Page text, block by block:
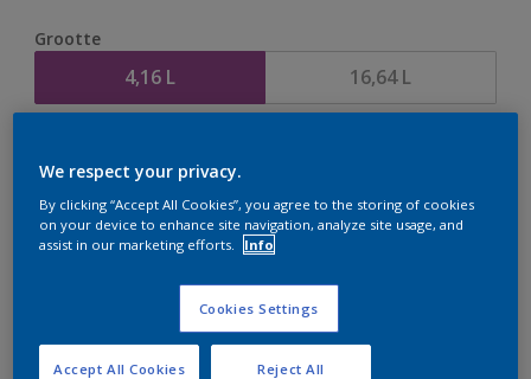
Grootte
4,16 L 16,64 L
te bestellen. Houd de website in de gaten, we werken
er hard aan om de voorraad aan te vullen.
We respect your privacy.
By clicking “Accept All Cookies”, you agree to the storing of cookies
on your device to enhance site navigation, analyze site usage, and
assist in our marketing efforts.
Info
Cookies Settings
Reject All
Accept All Cookies